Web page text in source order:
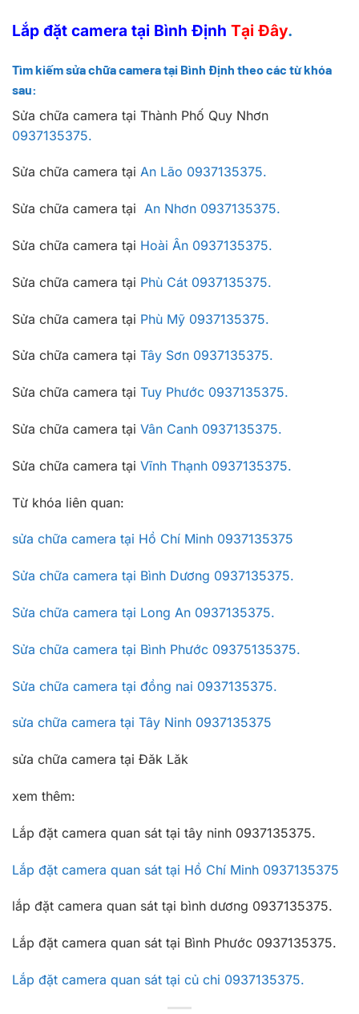
Lắp đặt camera tại Bình Định Tại Đây.
Tìm kiếm sửa chữa camera tại Bình Định theo các từ khóa
sau:
Sửa chữa camera tại Thành Phố Quy Nhơn
0937135375.
Sửa chữa camera tại An Lão 0937135375.
Sửa chữa camera tại An Nhơn 0937135375.
Sửa chữa camera tại Hoài Ân 0937135375.
Sửa chữa camera tại Phù Cát 0937135375.
Sửa chữa camera tại Phù Mỹ 0937135375.
Sửa chữa camera tại Tây Sơn 0937135375.
Sửa chữa camera tại Tuy Phước 0937135375.
Sửa chữa camera tại Vân Canh 0937135375.
Sửa chữa camera tại Vĩnh Thạnh 0937135375.
Từ khóa liên quan:
sửa chữa camera tại Hồ Chí Minh 0937135375
Sửa chữa camera tại Bình Dương 0937135375.
Sửa chữa camera tại Long An 0937135375.
Sửa chữa camera tại Bình Phước 09375135375.
Sửa chữa camera tại đồng nai 0937135375.
sửa chữa camera tại Tây Ninh 0937135375
sửa chữa camera tại Đăk Lăk
xem thêm:
Lắp đặt camera quan sát tại tây ninh 0937135375.
Lắp đặt camera quan sát tại Hồ Chí Minh 0937135375
lắp đặt camera quan sát tại bình dương 0937135375.
Lắp đặt camera quan sát tại Bình Phước 0937135375.
Lắp đặt camera quan sát tại củ chi 0937135375.